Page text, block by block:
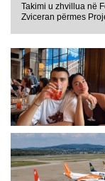
Takimi u zhvillua në
Zviceran përmes
GJERMANI